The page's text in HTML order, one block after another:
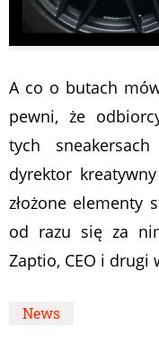
A co o butach
pewni, że
tych
dyrektor kreatywny
złożone elementy
od razu się za
Zaptio, CEO i drugi
News